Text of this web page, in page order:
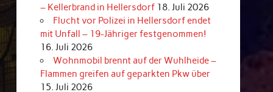
– Kellerbrand in Hellersdorf 18. Juli 2026
Flucht vor Polizei in Hellersdorf endet
mit Unfall – 19-Jähriger festgenommen!
16. Juli 2026
Wohnmobil brennt auf der Wuhlheide –
Flammen greifen auf geparkten Pkw über
15. Juli 2026